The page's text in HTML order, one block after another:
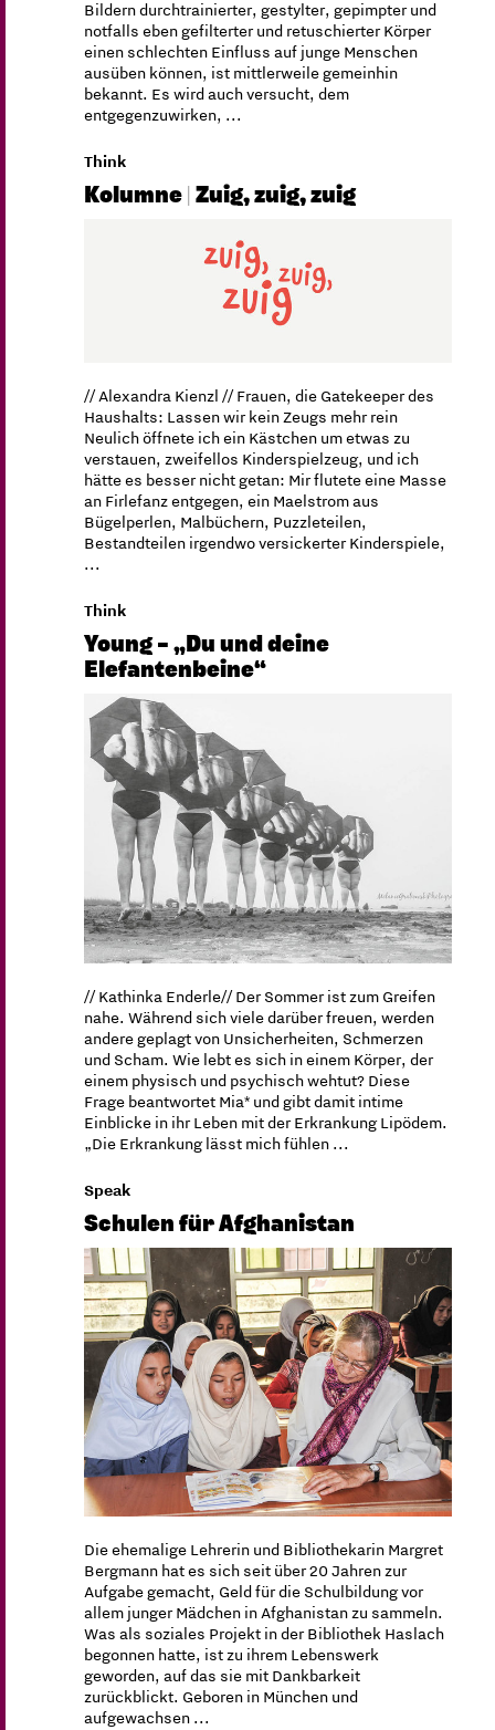
Bildern durchtrainierter, gestylter, gepimpter und
notfalls eben gefilterter und retuschierter Körper
einen schlechten Einfluss auf junge Menschen
ausüben können, ist mittlerweile gemeinhin
bekannt. Es wird auch versucht, dem
entgegenzuwirken, ...
Think
Kolumne | Zuig, zuig, zuig
// Alexandra Kienzl // Frauen, die Gatekeeper des
Haushalts: Lassen wir kein Zeugs mehr rein
Neulich öffnete ich ein Kästchen um etwas zu
verstauen, zweifellos Kinderspielzeug, und ich
hätte es besser nicht getan: Mir flutete eine Masse
an Firlefanz entgegen, ein Maelstrom aus
Bügelperlen, Malbüchern, Puzzleteilen,
Bestandteilen irgendwo versickerter Kinderspiele,
...
Think
Young – „Du und deine
Elefantenbeine“
// Kathinka Enderle// Der Sommer ist zum Greifen
nahe. Während sich viele darüber freuen, werden
andere geplagt von Unsicherheiten, Schmerzen
und Scham. Wie lebt es sich in einem Körper, der
einem physisch und psychisch wehtut? Diese
Frage beantwortet Mia* und gibt damit intime
Einblicke in ihr Leben mit der Erkrankung Lipödem.
„Die Erkrankung lässt mich fühlen ...
Speak
Schulen für Afghanistan
Die ehemalige Lehrerin und Bibliothekarin Margret
Bergmann hat es sich seit über 20 Jahren zur
Aufgabe gemacht, Geld für die Schulbildung vor
allem junger Mädchen in Afghanistan zu sammeln.
Was als soziales Projekt in der Bibliothek Haslach
begonnen hatte, ist zu ihrem Lebenswerk
geworden, auf das sie mit Dankbarkeit
zurückblickt. Geboren in München und
aufgewachsen ...